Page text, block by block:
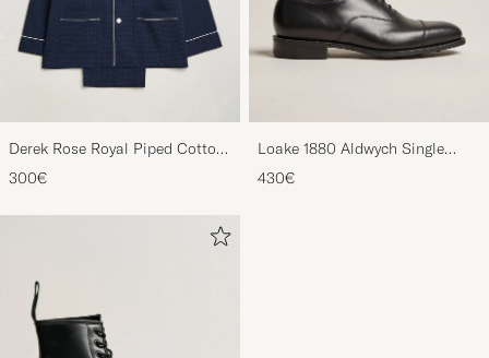
Derek Rose Royal Piped Cotton
Pyjama Set Navy
300€
Loake 1880 Aldwych Single
Oxford Black Calf
430€